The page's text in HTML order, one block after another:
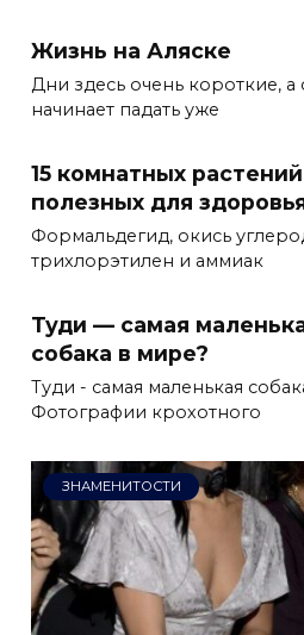
Жизнь на Аляске
Дни здесь очень короткие, а
начинает падать уже
15 комнатных
полезных для
Формальдегид, окись
трихлорэтилен и аммиак
Туди — самая
собака в мире?
Туди - самая маленькая
Фотографии крохотного
ЗНАМЕНИТОСТИ